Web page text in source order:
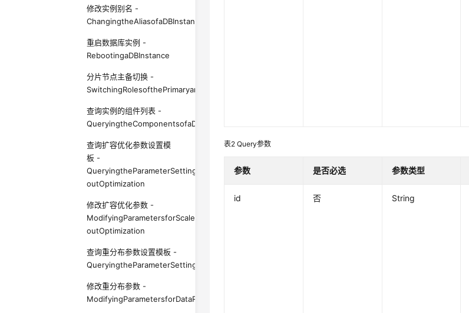
修改实例别名 -
ChangingtheAliasofaDBInstance
重启数据库实例 -
RebootingaDBInstance
分片节点主备切换 -
SwitchingRolesofthePrimaryandStandbyDNsinShards
查询实例的组件列表 -
QueryingtheComponentsofaDBInstance
查询扩容优化参数设置模
板 -
QueryingtheParameterSettingTemplateforScale-
outOptimization
修改扩容优化参数 -
ModifyingParametersforScale-
outOptimization
查询重分布参数设置模板 -
QueryingtheParameterSettingTemplateforDataRedistribution
修改重分布参数 -
ModifyingParametersforDataRedistribution
表2Query参数
参数 是否必选 参数类型
id 否 String